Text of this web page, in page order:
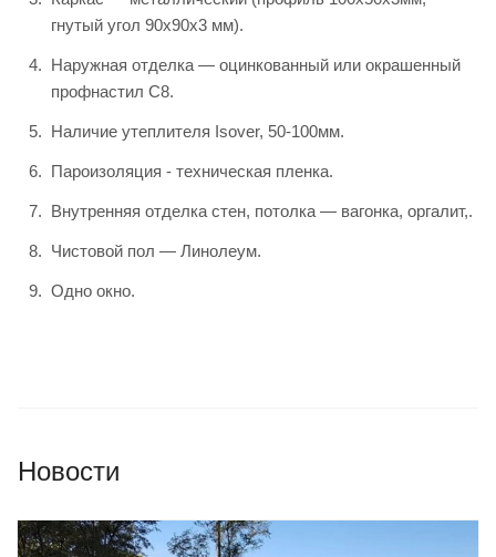
гнутый угол 90х90х3 мм).
Наружная отделка — оцинкованный или окрашенный
профнастил С8.
Наличие утеплителя Isover, 50-100мм.
Пароизоляция - техническая пленка.
Внутренняя отделка стен, потолка — вагонка, оргалит,.
Чистовой пол — Линолеум.
Одно окно.
Новости